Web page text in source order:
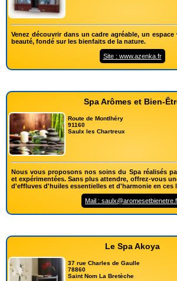
Venez découvrir dans un cadre agréable, un
beauté, fondé sur les bienfaits de la nature.
Site : www.azenka.fr
Spa Arômes et Bien-
Route de Montlhéry
91160
Saulx les Chartreux
Nous vous proposons nos soins du Spa réalisés
et expérimentées. Sans plus attendre, offrez-vous
d'effluves d'huiles essentielles et d'harmonie en ces
Mail :
Le Spa Akoya
37 rue Charles de Gaulle
78860
Saint Nom La Bretèche